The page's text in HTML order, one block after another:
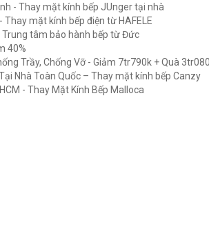
- Thay mặt kính bếp JUnger tại nhà
Thay mặt kính bếp điện từ HAFELE
tâm bảo hành bếp từ Đức
40%
Trầy, Chống Vỡ - Giảm 7tr790k + Quà
Nhà Toàn Quốc – Thay mặt kính bếp Canzy
- Thay Mặt Kính Bếp Malloca